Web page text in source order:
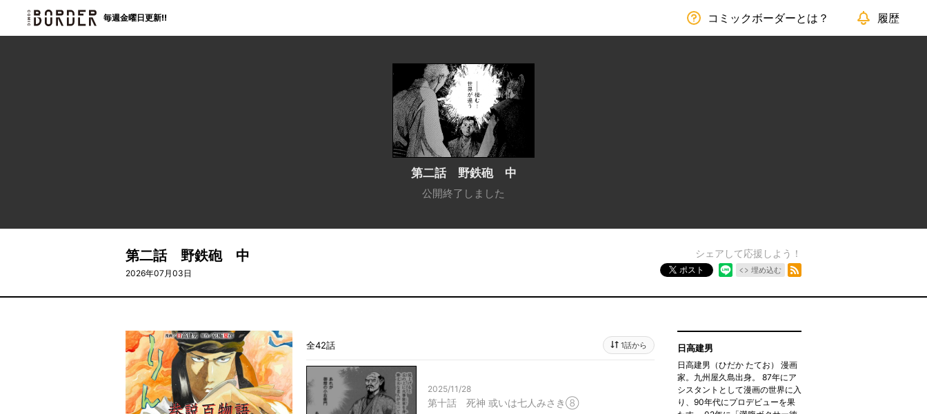
border 毎週金曜日更新!! コミックボーダーとは？ 履歴
第二話 野鉄砲 中
公開終了しました
第二話 野鉄砲 中
2026年07月03日
シェアして応援しよう！
ポスト 埋め込む
全42話 1話から
2025/11/28
第十話 死神 或いは七人みさき⑧
日高建男
日高建男（ひだか たてお） 漫画
家。九州屋久島出身。 87年にア
シスタントとして漫画の世界に入
り、90年代にプロデビューを果